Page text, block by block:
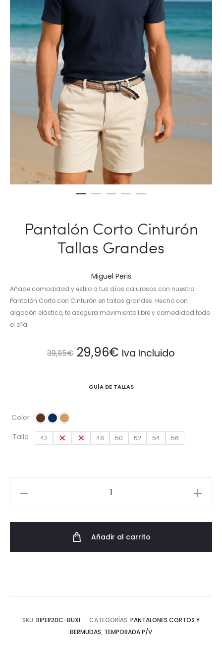
Pantalón Corto Cinturón
Tallas Grandes
Miguel Peris
Añade comodidad y estilo a tus días calurosos con nuestro
Pantalón Corto con Cinturón en tallas grandes. Hecho con
algodón elástico, te asegura movimiento libre y comodidad todo
el día.
39,95€ El
39,95€.
29,96€ El
29,96€.
Iva Incluido
GUÍA DE TALLAS
Color
Talla
42 44 46 48 50 52 54 56
Añadir al carrito
SKU: RIPER20C-BUXI CATEGORÍAS: PANTALONES CORTOS Y
BERMUDAS, TEMPORADA P/V